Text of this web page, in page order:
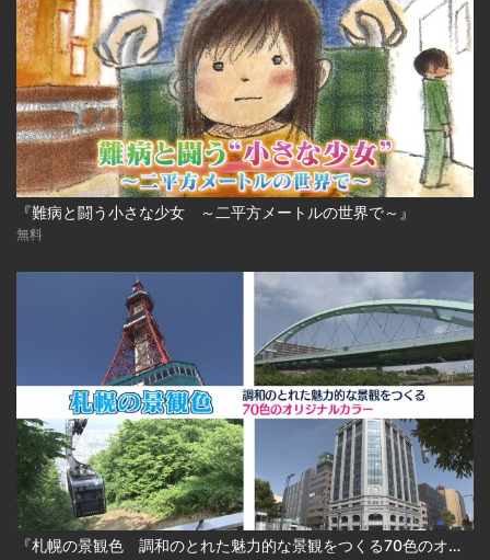
『難病と闘う小さな少女 ～二平方メートルの世界で～』
無料
『札幌の景観色 調和のとれた魅力的な景観をつくる70色のオリジナルカラー』